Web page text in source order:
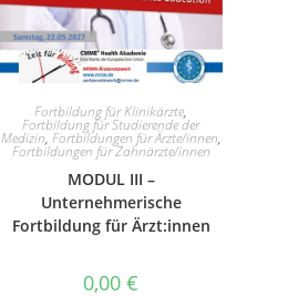
Fortbildung für Klinikärzte,
Fortbildung für Studierende der
Medizin, Fortbildungen für Ärzte/innen,
Fortbildungen für Zahnärzte/innen
MODUL III –
Unternehmerische
Fortbildung für Ärzt:innen
0,00€